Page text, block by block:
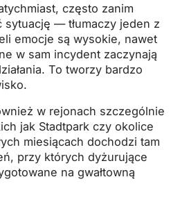
często zanim
sytuację — tłumaczy jeden z
emocje są wysokie, nawet
w sam incydent zaczynają
To tworzy bardzo
w rejonach szczególnie
jak Stadtpark czy okolice
miesiącach dochodzi tam
przy których dyżurujące
na gwałtowną